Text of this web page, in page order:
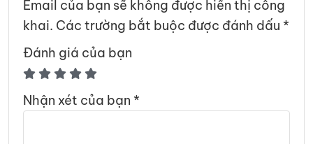
Email của bạn sẽ không được hiển thị công
khai. Các trường bắt buộc được đánh dấu *
Đánh giá của bạn
Nhận xét của bạn *